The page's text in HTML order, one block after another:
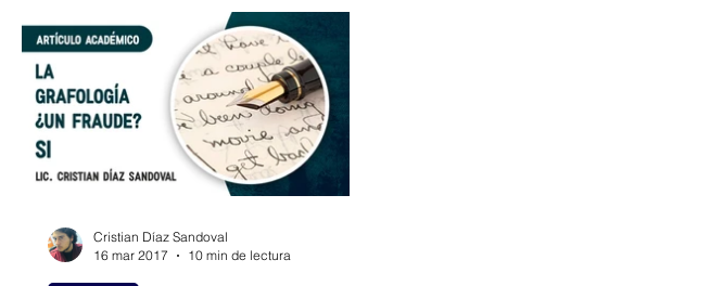
Cristian Díaz Sandoval
16 mar 2017
10 min de lectura